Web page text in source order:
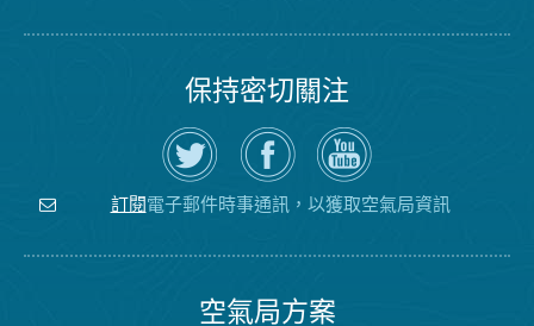
保持密切關注
在
Twitter
上
關
注
空
瀏
覽
氣
局
的
空
氣
局
YouTube
頻
道
訂閱電子郵件時事通訊，以獲取空氣局資訊
空氣局方案